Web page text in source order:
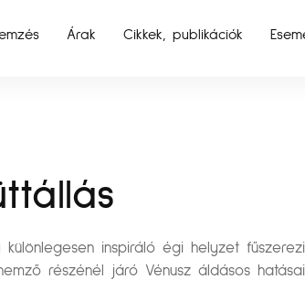
Árak Cikkek, publikációk
inspiráló égi helyzet
részénél járó Vénusz áldásos